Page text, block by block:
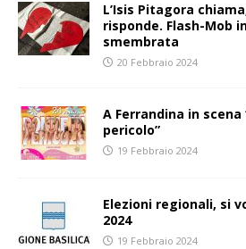
L’Isis Pitagora
risponde. Flash-Mob
smembrata
20 Febbraio 2024
A Ferrandina in scena
pericolo”
19 Febbraio 2024
Elezioni regionali, si
2024
19 Febbraio 2024